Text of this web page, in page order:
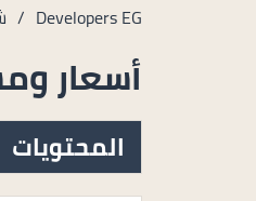
Developers EG
/
أسعار
المحتويات